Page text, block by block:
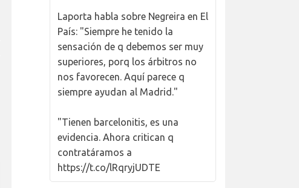
Laporta habla sobre Negreira en El
País: "Siempre he tenido la
sensación de q debemos ser muy
superiores, porq los árbitros no
nos favorecen. Aquí parece q
siempre ayudan al Madrid."
"Tienen barcelonitis, es una
evidencia. Ahora critican q
contratáramos a
https://t.co/lRqryjUDTE